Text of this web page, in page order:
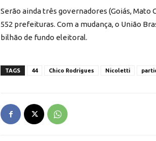
Serão ainda três governadores (Goiás, Mato
552 prefeituras. Com a mudança, o União
bilhão de fundo eleitoral.
TAGS 44 Chico Rodrigues Nicoletti